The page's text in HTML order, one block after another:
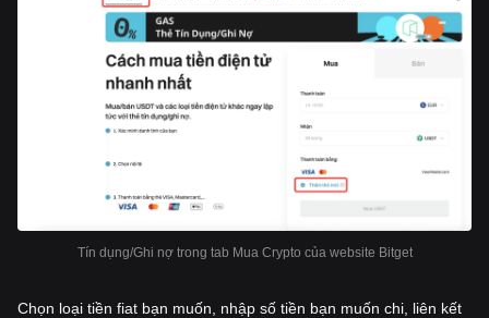
Tín dụng/Ghi nợ trong tab Mua Crypto của website Bitget
Chọn loại tiền fiat bạn muốn, nhập số tiền bạn muốn chi, liên kết